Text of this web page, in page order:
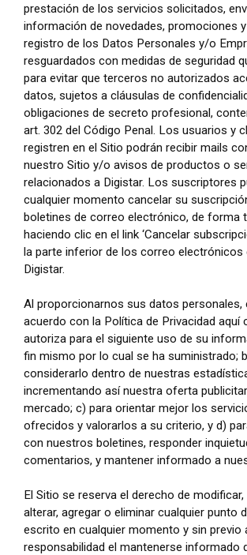
prestación de los servicios solicitados,
información de novedades, promociones
registro de los Datos Personales y/o
resguardados con medidas de seguridad
para evitar que terceros no autorizados
datos, sujetos a cláusulas de
obligaciones de secreto profesional,
art. 302 del Código Penal. Los usuarios y
registren en el Sitio podrán recibir mails
nuestro Sitio y/o avisos de productos o
relacionados a Digistar. Los suscriptores
cualquier momento cancelar su
boletines de correo electrónico, de forma
haciendo clic en el link ‘Cancelar
la parte inferior de los correo electrónicos
Digistar.
Al proporcionarnos sus datos personales,
acuerdo con la Política de Privacidad aquí
autoriza para el siguiente uso de su
fin mismo por lo cual se ha suministrado;
considerarlo dentro de nuestras
incrementando así nuestra oferta
mercado; c) para orientar mejor los
ofrecidos y valorarlos a su criterio, y d)
con nuestros boletines, responder
comentarios, y mantener informado a
El Sitio se reserva el derecho de modificar,
alterar, agregar o eliminar cualquier punto
escrito en cualquier momento y sin previo
responsabilidad el mantenerse informado